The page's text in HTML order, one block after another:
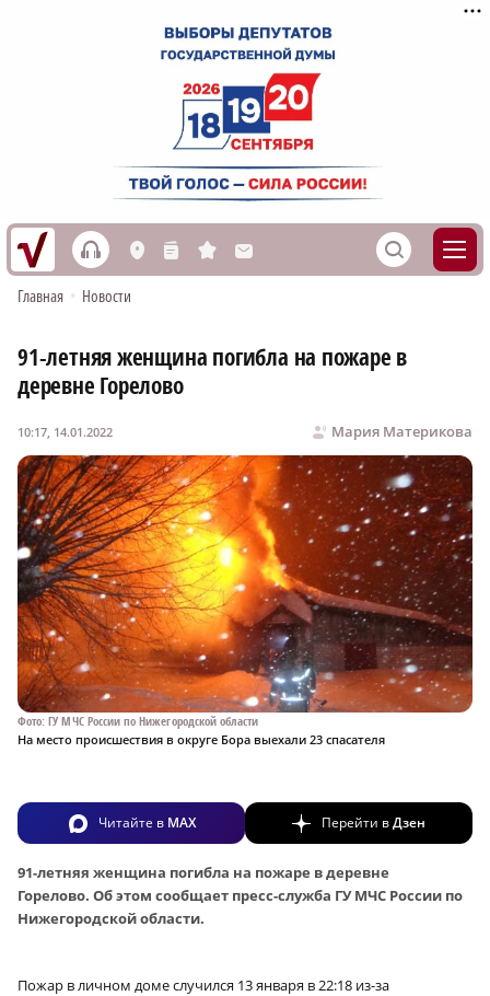
h L n s M S
Главная • Новости
91-летняя женщина погибла на пожаре в
деревне Горелово
Мария Материкова
10:17, 14.01.2022
Фото: ГУ МЧС России по Нижегородской области
На место происшествия в округе Бора выехали 23 спасателя
Читайте в MAX Перейти вДзен
91-летняя женщина погибла на пожаре в деревне
Горелово. Об этом сообщает пресс-служба ГУ МЧС России по
Нижегородской области.
Пожар в личном доме случился 13 января в 22:18 из-за